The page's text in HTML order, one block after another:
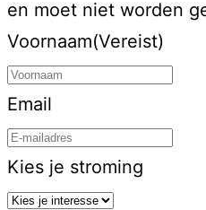
en moet niet worden
Voornaam(Vereist)
Email
Kies je stroming